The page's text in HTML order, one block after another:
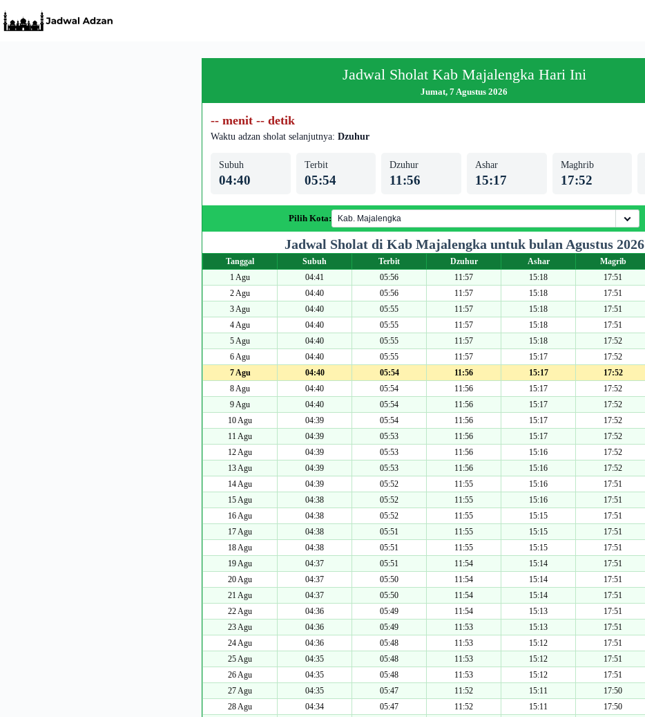
to
content
Jadwal Sholat Kab Majalengka Hari Ini
Jumat, 7 Agustus 2026
-- menit -- detik
Waktu adzan sholat selanjutnya: Dzuhur
Subuh
04:40
Terbit
05:54
Dzuhur
11:56
Ashar
15:17
Maghrib
17:52
Pilih Kota:
Jadwal Sholat di Kab Majalengka untuk bulan Agustus 2026
Tanggal Subuh Terbit Dzuhur Ashar Magrib
1 Agu
04:41 05:56 11:57 15:18 17:51
2 Agu
04:40 05:56 11:57 15:18 17:51
3 Agu
04:40 05:55 11:57 15:18 17:51
4 Agu
04:40 05:55 11:57 15:18 17:51
5 Agu
04:40 05:55 11:57 15:18 17:52
6 Agu
04:40 05:55 11:57 15:17 17:52
7 Agu
04:40 05:54 11:56 15:17 17:52
8 Agu
04:40 05:54 11:56 15:17 17:52
9 Agu
04:40 05:54 11:56 15:17 17:52
10 Agu
04:39 05:54 11:56 15:17 17:52
11 Agu
04:39 05:53 11:56 15:17 17:52
12 Agu
04:39 05:53 11:56 15:16 17:52
13 Agu
04:39 05:53 11:56 15:16 17:52
14 Agu
04:39 05:52 11:55 15:16 17:51
15 Agu
04:38 05:52 11:55 15:16 17:51
16 Agu
04:38 05:52 11:55 15:15 17:51
17 Agu
04:38 05:51 11:55 15:15 17:51
18 Agu
04:38 05:51 11:55 15:15 17:51
19 Agu
04:37 05:51 11:54 15:14 17:51
20 Agu
04:37 05:50 11:54 15:14 17:51
21 Agu
04:37 05:50 11:54 15:14 17:51
22 Agu
04:36 05:49 11:54 15:13 17:51
23 Agu
04:36 05:49 11:53 15:13 17:51
24 Agu
04:36 05:48 11:53 15:12 17:51
25 Agu
04:35 05:48 11:53 15:12 17:51
26 Agu
04:35 05:48 11:53 15:12 17:51
27 Agu
04:35 05:47 11:52 15:11 17:50
28 Agu
04:34 05:47 11:52 15:11 17:50